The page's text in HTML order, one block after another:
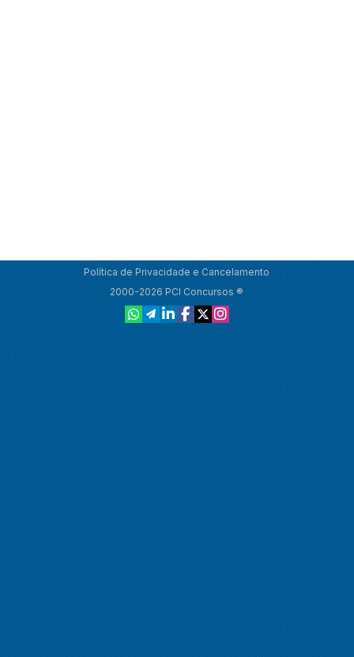
Política de Privacidade e Cancelamento
2000-2026 PCI Concursos ®